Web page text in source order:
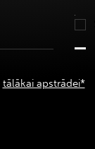
tālākai apstrādei*